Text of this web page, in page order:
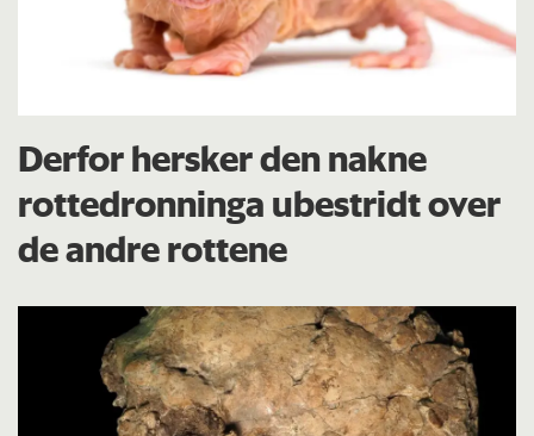
Derfor hersker den nakne
rottedronninga ubestridt over
de andre rottene